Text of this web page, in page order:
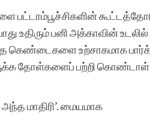
பட்டாம்பூச்சிகளின்
பனி அக்காவின் உடலில்
கெண்டைகளை உற்சாகமாக
தோள்களைப் பற்றி கொண்டாள்
மாதிரி’. மையமாக